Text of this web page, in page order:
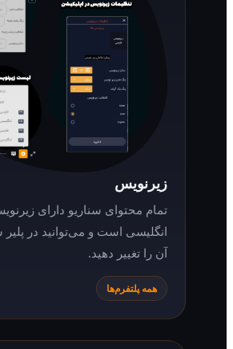
تمام محتوای سناریو دارای زیرنویس فارسی و
انگلیسی است و می‌توانید در پلیر سایت و اپ
آن را تغییر دهید.
همه پلتفرم‌ها